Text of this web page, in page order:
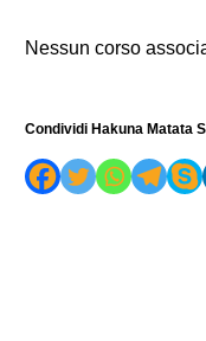
Nessun corso
Condividi Hakuna Matata